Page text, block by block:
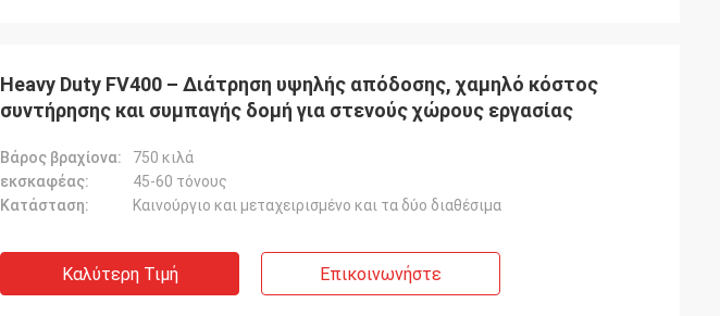
Heavy Duty FV400 – Διάτρηση υψηλής απόδοσης, χαμηλό κόστος
συντήρησης και συμπαγής δομή για στενούς χώρους εργασίας
Βάρος βραχίονα:
750 κιλά
εκσκαφέας:
45-60 τόνους
Κατάσταση:
Καινούργιο και μεταχειρισμένο και τα δύο διαθέσιμα
Καλύτερη Τιμή Επικοινωνήστε